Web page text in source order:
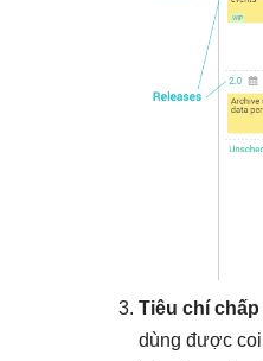
Tiêu chí
dùng được coi